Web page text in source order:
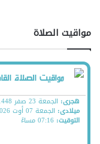
مواقيت الصلاة